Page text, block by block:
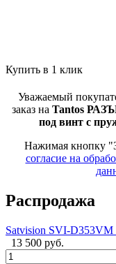
Купить в 1 клик
Уважаемый
заказ на Tantos
под винт с
Нажимая кнопку
согласие на
Распродажа
Satvision SVI-D353VM
13 500 руб.